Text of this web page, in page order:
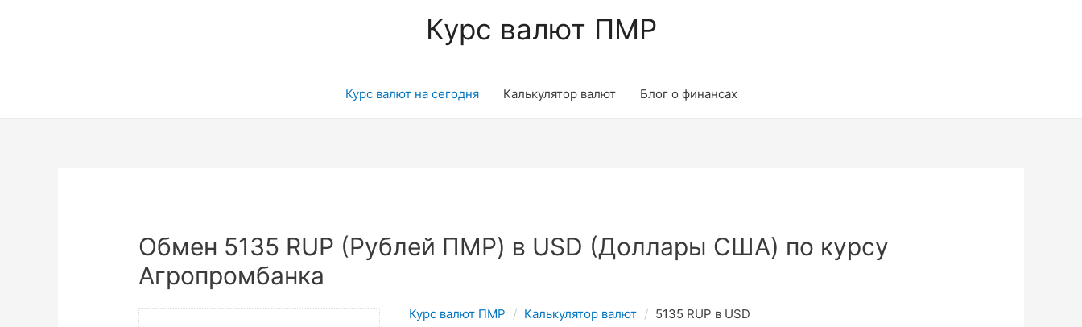
Курс валют ПМР
Курс валют на сегодня Калькулятор валют Блог о финансах
Обмен 5135 RUP (Рублей ПМР) в USD (Доллары США) по курсу
Агропромбанка
Курс валют ПМР Калькулятор валют
5135 RUP в USD